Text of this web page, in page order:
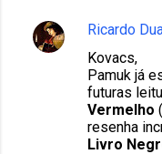
Ricardo
Kovacs,
Pamuk já
futuras
Vermelho
resenha
Livro